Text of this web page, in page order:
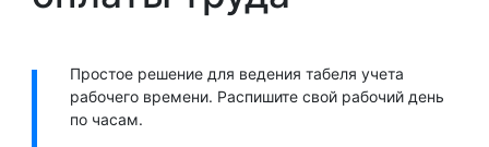
Простое решение для ведения табеля учета
рабочего времени. Распишите свой рабочий день
по часам.